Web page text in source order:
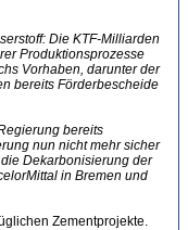
Die KTF-Milliarden
Produktionsprozesse
Vorhaben, darunter der
bereits Förderbescheide
bereits
nun nicht mehr sicher
Dekarbonisierung der
in Bremen und
Zementprojekte.